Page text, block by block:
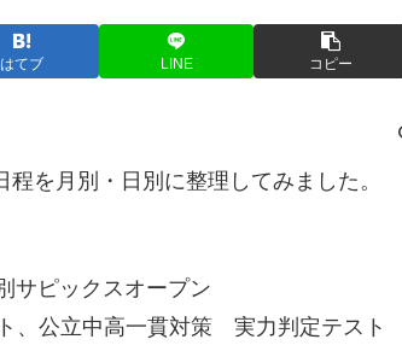
はてブ LINE コピー
を月別・日別に整理してみました。
サピックスオープン
、公立中高一貫対策 実力判定テスト